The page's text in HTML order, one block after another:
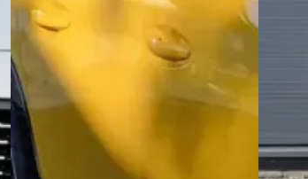
v.a. € 317/mnd
Scherp geprijsd
2023 · 130.987 km · Benzine ·
Handgeschakeld
Autobedrijf Henk Kelly
Bekijk aanbieding →
2020 ·